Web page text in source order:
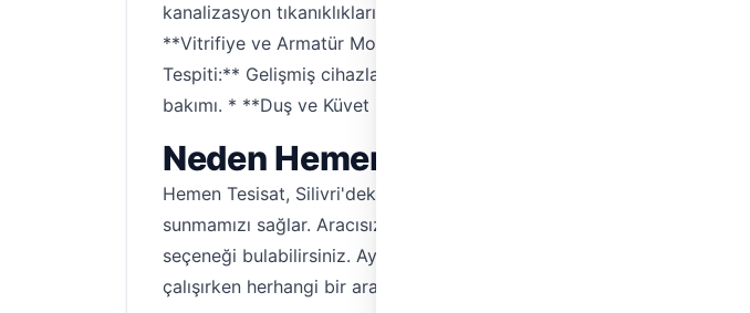
kanalizasyon tıkanıklıklarının hızlı ve etkili açılması. * **Banyo ve
**Vitrifiye ve Armatür Montajı:** Klozet, lavabo, duşakabin, batarya
Tespiti:** Gelişmiş cihazlarla su kaçağının kaynağının tespiti ve
bakımı. * **Duş ve Küvet Montajı:** Duş ve küvet kurulumu ve
Neden Hemen Tesisat'ı Tercih
Hemen Tesisat, Silivri'deki tesisatçı ihtiyaçlarınız için doğru adrestir.
sunmamızı sağlar. Aracısız ve komisyonsuz iletişim sayesinde,
seçeneği bulabilirsiniz. Ayrıca, ustalarımızın daha önceki işlerinden
çalışırken herhangi bir aracı kurumla uğraşmanıza gerek kalmaz.